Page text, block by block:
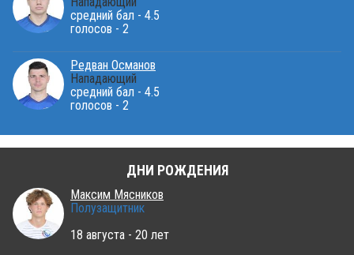
средний бал - 4.5
голосов - 2
Редван Османов
Нападающий
средний бал - 4.5
голосов - 2
ДНИ РОЖДЕНИЯ
Максим Мясников
Полузащитник
18 августа - 20 лет